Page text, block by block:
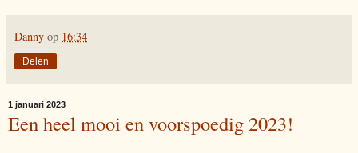
Danny op 16:34
Delen
1 januari 2023
Een heel mooi en voorspoedig 2023!